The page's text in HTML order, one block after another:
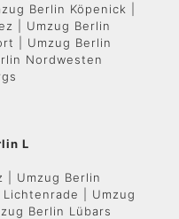
Berlin Köpenick |
| Umzug Berlin
| Umzug Berlin
Nordwesten
L
| Umzug Berlin
| Umzug
Berlin Lübars